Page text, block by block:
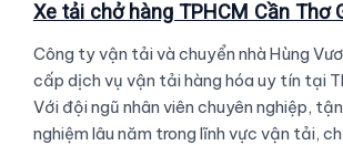
nhà
giá
rẻ
247.
Xe tải chở hàng TPHCM Cần Thơ
Công ty vận tải và chuyển nhà Hùng
cấp dịch vụ vận tải hàng hóa uy tín tại
Với đội ngũ nhân viên chuyên nghiệp,
nghiệm lâu năm trong lĩnh vực vận tải,